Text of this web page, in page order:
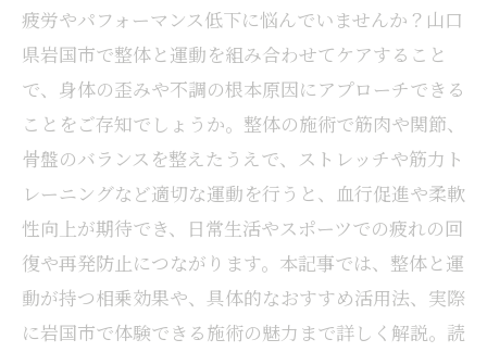
疲労やパフォーマンス低下に悩んでいませんか？山口
県岩国市で整体と運動を組み合わせてケアすること
で、身体の歪みや不調の根本原因にアプローチできる
ことをご存知でしょうか。整体の施術で筋肉や関節、
骨盤のバランスを整えたうえで、ストレッチや筋力ト
レーニングなど適切な運動を行うと、血行促進や柔軟
性向上が期待でき、日常生活やスポーツでの疲れの回
復や再発防止につながります。本記事では、整体と運
動が持つ相乗効果や、具体的なおすすめ活用法、実際
に岩国市で体験できる施術の魅力まで詳しく解説。読